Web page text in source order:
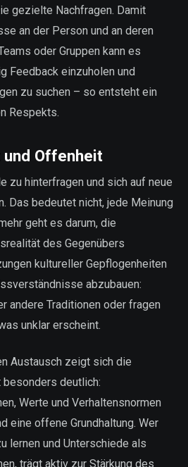
gezielte Nachfragen. Damit
an der Person und an deren
oder Gruppen kann es
Feedback einzuholen und
zu suchen – so entsteht ein
Respekts.
und Offenheit
zu hinterfragen und sich auf neue
Das bedeutet nicht, jede Meinung
geht es darum, die
des Gegenübers
kultureller Gepflogenheiten
abzubauen:
andere Traditionen oder fragen
unklar erscheint.
Austausch zeigt sich die
besonders deutlich:
Werte und Verhaltensnormen
eine offene Grundhaltung. Wer
lernen und Unterschiede als
trägt aktiv zur Stärkung des